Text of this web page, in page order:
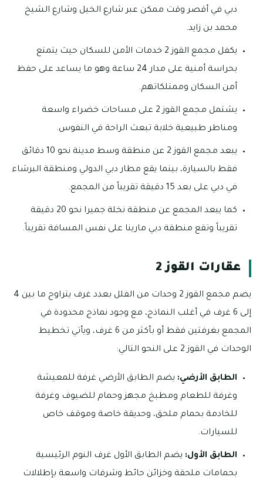
دبي في أقصر وقت ممكن عبر شارع الخيل وشارع الشيخ
محمد بن زايد.
يكفل مجمع القوز 2 خدمات الأمن للسكان حيث يتمتع
بحراسة أمنية على مدار 24 ساعة وهو ما يساعد على حفظ
أمن السكان وممتلكاتهم.
يشتمل مجمع القوز 2 على مساحات خضراء واسعة
ومناطر طبيعية خلابة تبعث الراحة في النفوس.
يبعد مجمع القوز 2 عن منطقة وسط مدينة نحو 10 دقائق
فقط بالسيارة، بينما يقع مطار دبي الدولي ومنطقة البرشاء
في دبي على بعد 15 دقيقة تقريباً من المجمع.
كما يبعد المجمع عن منطقة نخلة جميرا نحو 20 دقيقة
تقريباً وتقع منطقة دبي مارينا على نفس المسافة تقريباً.
عقارات القوز 2
يضم مجمع القوز 2 وحدات من الفلل بعدد غرف يتراوح ما بين 4
إلى 6 غرف في أغلب النماذج، مع وجود نماذج محدودة في
المجمع بغرفتين فقط أو بأكثر من 6 غرف، ويأتي تخطيط
الوحدات في القوز 2 على النحو التالي:
الطابق الأرضي: يضم الطابق الأرضي غرفة للمعيشة
وغرفة للطعام ومطبخ مجهز وحمام للضيوف وغرفة
للخادمة بحمام ملحق، وحديقة خاصة وموقف خاص
للسيارات.
الطابق الأول: يضم الطابق الأول غرف النوم الرئيسية
بحمامات ملحقة وخزائن حائط وشرفات واسعة بإطلالات